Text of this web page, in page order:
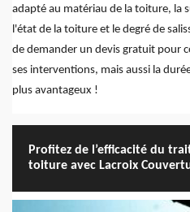
adapté au matériau de la toiture, la
l'état de la toiture et le degré de
de demander un devis gratuit pour
ses interventions, mais aussi la
plus avantageux !
Profitez de l’efficacité du
toiture avec Lacroix